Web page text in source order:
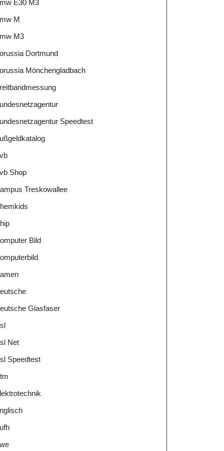
E30 M3
M
M3
Dortmund
Mönchengladbach
Speedtest
Shop
Treskowallee
Bild
Glasfaser
Net
Speedtest